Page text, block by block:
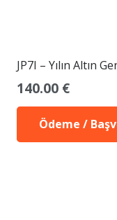
JP7I – Yılın Altın
140.00 €
Ödeme /